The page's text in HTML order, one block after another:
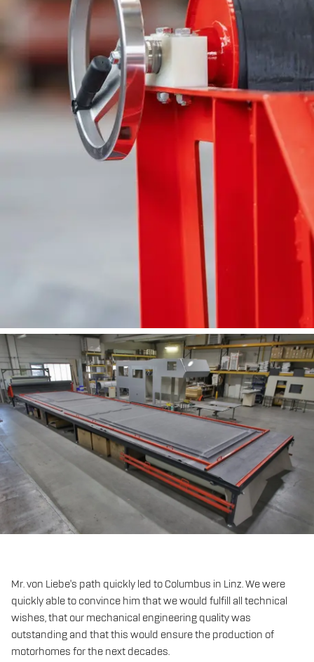
Mr. von Liebe's path quickly led to Columbus in Linz. We were
quickly able to convince him that we would fulfill all technical
wishes, that our mechanical engineering quality was
outstanding and that this would ensure the production of
motorhomes for the next decades.